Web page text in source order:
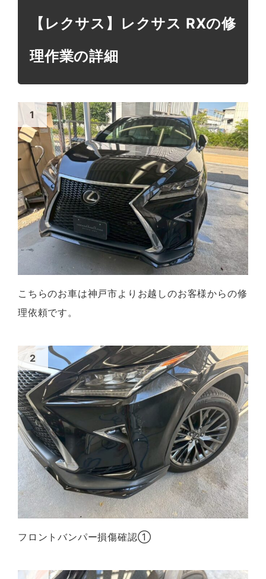
【レクサス】レクサス RXの修
理作業の詳細
こちらのお車は神戸市よりお越しのお客様からの修
理依頼です。
フロントバンパー損傷確認①